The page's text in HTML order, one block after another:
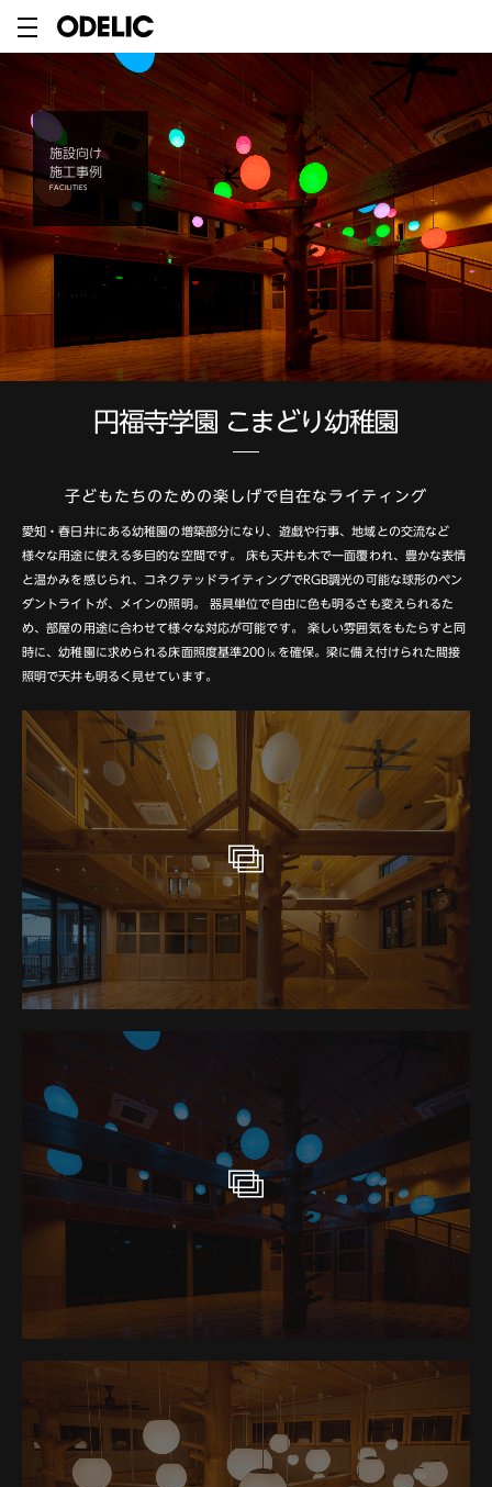
施設向け
施工事例
FACILITIES
円福寺学園 こまどり幼稚園
子どもたちのための楽しげで自在なライティング
愛知・春日井にある幼稚園の増築部分になり、遊戯や行事、地域との交流など
様々な用途に使える多目的な空間です。
床も天井も木で一面覆われ、豊かな表情
と温かみを感じられ、コネクテッドライティングでRGB調光の可能な球形のペン
ダントライトが、メインの照明。
器具単位で自由に色も明るさも変えられるた
め、部屋の用途に合わせて様々な対応が可能です。
楽しい雰囲気をもたらすと同
時に、幼稚園に求められる床面照度基準200㏓を確保。梁に備え付けられた間接
照明で天井も明るく見せています。